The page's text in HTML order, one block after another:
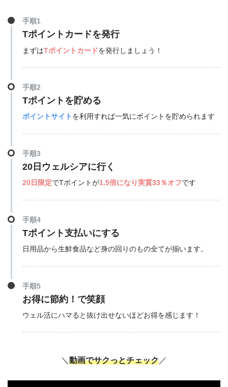
手順1
Tポイントカードを発行
まずはTポイントカードを発行しましょう！
手順2
Tポイントを貯める
ポイントサイトを利用すれば一気にポイントを貯められます
手順3
20日ウェルシアに行く
20日限定でTポイントが1.5倍になり実質33％オフです
手順4
Tポイント支払いにする
日用品から生鮮食品など身の回りのもの全てが揃います。
手順5
お得に節約！で笑顔
ウェル活にハマると抜け出せないほどお得を感じます！
＼ 動画でサクっとチェック ／